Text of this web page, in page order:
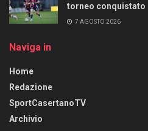
torneo conquistato
7 AGOSTO 2026
Naviga in
Home
Redazione
SportCasertanoTV
Archivio